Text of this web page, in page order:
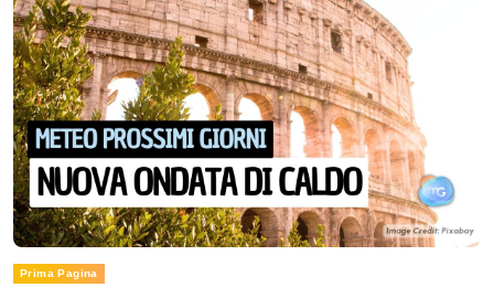
Prima Pagina